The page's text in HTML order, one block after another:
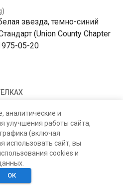
звезда, темно-синий
(Union County Chapter
05-20
Хотелки
аналитические и
улучшения работы сайта,
(включая
использовать сайт, вы
cookies и
ОК